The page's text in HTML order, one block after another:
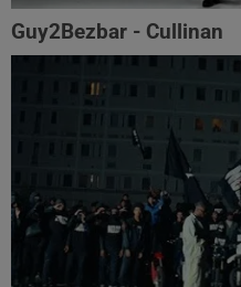
Guy2Bezbar - Cullinan